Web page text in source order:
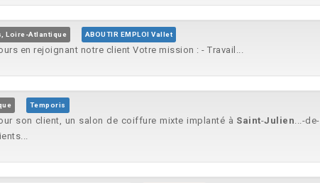
Loire-Atlantique ABOUTIR EMPLOI Vallet
en rejoignant notre client Votre mission : - Travail...
Temporis
son client, un salon de coiffure mixte implanté à Saint-Julien...-de-